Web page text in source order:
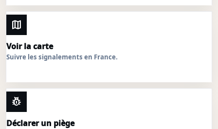
map
Voir la carte
Suivre les signalements en France.
pest_control
Déclarer un piège